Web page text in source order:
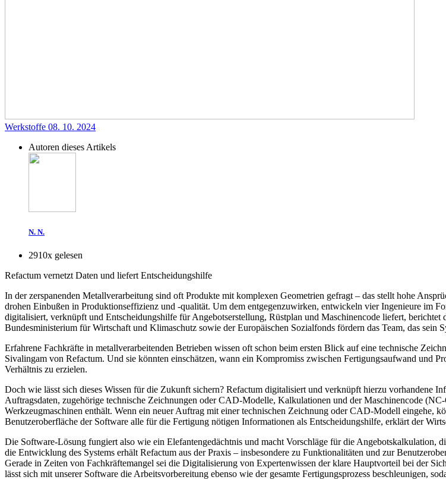
Werkstoffe 08. 10. 2024
Autoren dieses Artikels
N. N.
2910x gelesen
Refactum vernetzt Daten und liefert Entscheidungshilfe
In der zerspanenden Metallverarbeitung sind oft Produkte mit komplexen Geometrien gefragt – das stellt hohe
drohen Einbußen in Produktionseffizienz und -qualität. Um dem entgegenzuwirken, entwickeln vier Ingenieure im
digitalisiert, verknüpft und Entscheidungshilfe für Angebots­erstellung, Rüstplan und Maschinencode liefert,
Bundesministerium für Wirtschaft und Klimaschutz sowie der Europäischen Sozialfonds fördern das Team, das
Erfahrene Fachkräfte in metallverarbeitenden Betrieben wissen oft schon beim ersten Blick auf eine technische
Sivalingam von Refactum. Und sie könnten einschätzen, wann ein Kompromiss zwischen Fertigungsaufwand und
Verhältnis zu erzielen.
Doch wie lässt sich dieses Wissen für die Zukunft sichern? Refactum digitalisiert und verknüpft hierzu vorhandene
Auftragsdaten, zugehörige technische Zeichnungen oder CAD-Modelle, Kalkulationen und der Maschinencode
Werkzeugmaschinen enthält. Wenn ein neuer Auftrag mit einer technischen Zeichnung oder CAD-Modell eingehe,
Benutzeroberfläche der Software alle für die Fertigung nötigen Informationen als Entscheidungshilfe, erklärt der
Die Software-Lösung fungiert also wie ein Elefantengedächtnis und macht Vorschläge für die Angebotskalkulation,
die Entwicklung des Systems erhält Refactum aus der Praxis – insbesondere zu Funktionalitäten und zur
Gerade in Zeiten von Fachkräftemangel sei die Digitalisierung von Expertenwissen der klare Hauptvorteil bei der
lässt sich mit unserer Software die Arbeitsvorbereitung ebenso wie der gesamte Fertigungsprozess beschleunigen,